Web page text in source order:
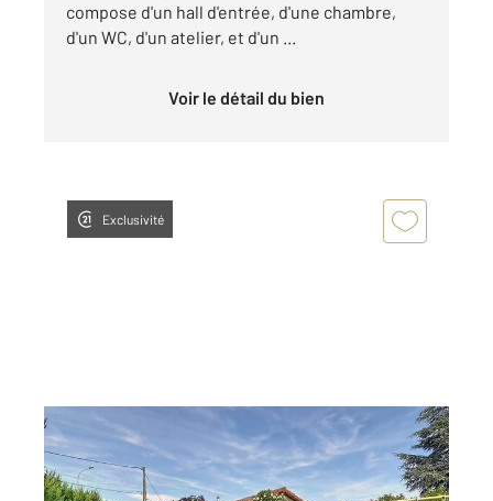
compose d'un hall d'entrée, d'une chambre,
d'un WC, d'un atelier, et d'un ...
Voir le détail du bien
Exclusivité
COURNON D AUVERGNE 63
92,44 m
, 5 pièces
Ref : 15675